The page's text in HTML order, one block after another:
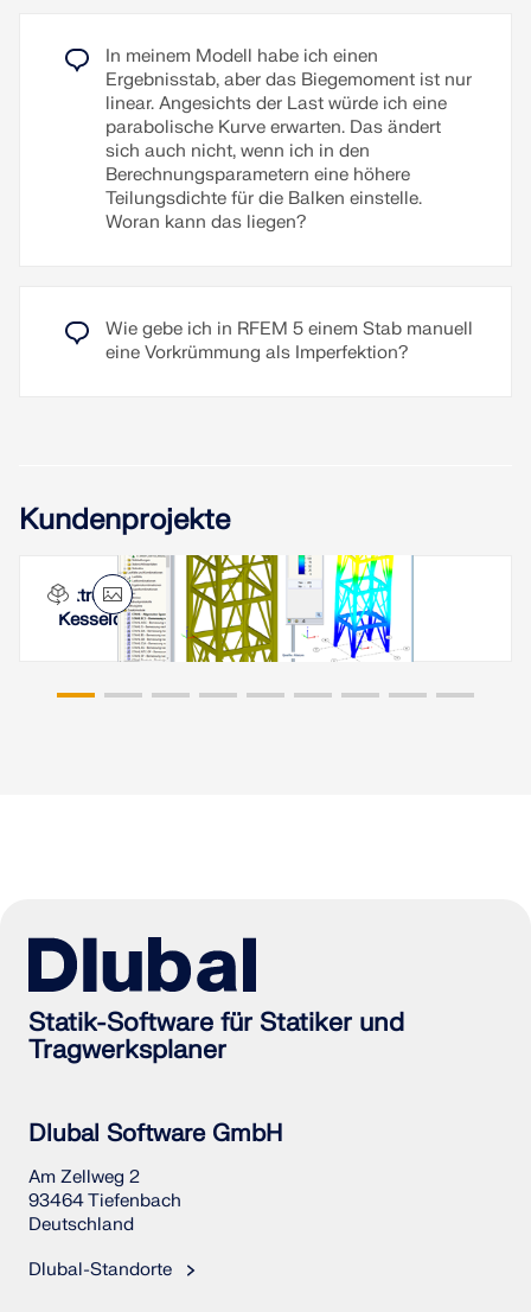
In meinem Modell habe ich einen
Ergebnisstab, aber das Biegemoment ist nur
linear. Angesichts der Last würde ich eine
parabolische Kurve erwarten. Das ändert
sich auch nicht, wenn ich in den
Berechnungsparametern eine höhere
Teilungsdichte für die Balken einstelle.
Woran kann das liegen?
Wie gebe ich in RFEM 5 einem Stab manuell
eine Vorkrümmung als Imperfektion?
Kundenprojekte
Extrem hoch belastetes Kesselgerüst und
Kesseldecke in Indien
Statik-Software für Statiker und
Tragwerksplaner
Dlubal Software GmbH
Am Zellweg 2
93464 Tiefenbach
Deutschland
Dlubal-Standorte